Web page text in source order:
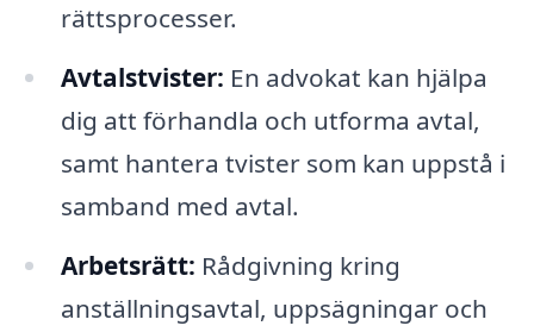
rättsprocesser.
Avtalstvister: En advokat kan hjälpa
dig att förhandla och utforma avtal,
samt hantera tvister som kan uppstå i
samband med avtal.
Arbetsrätt: Rådgivning kring
anställningsavtal, uppsägningar och